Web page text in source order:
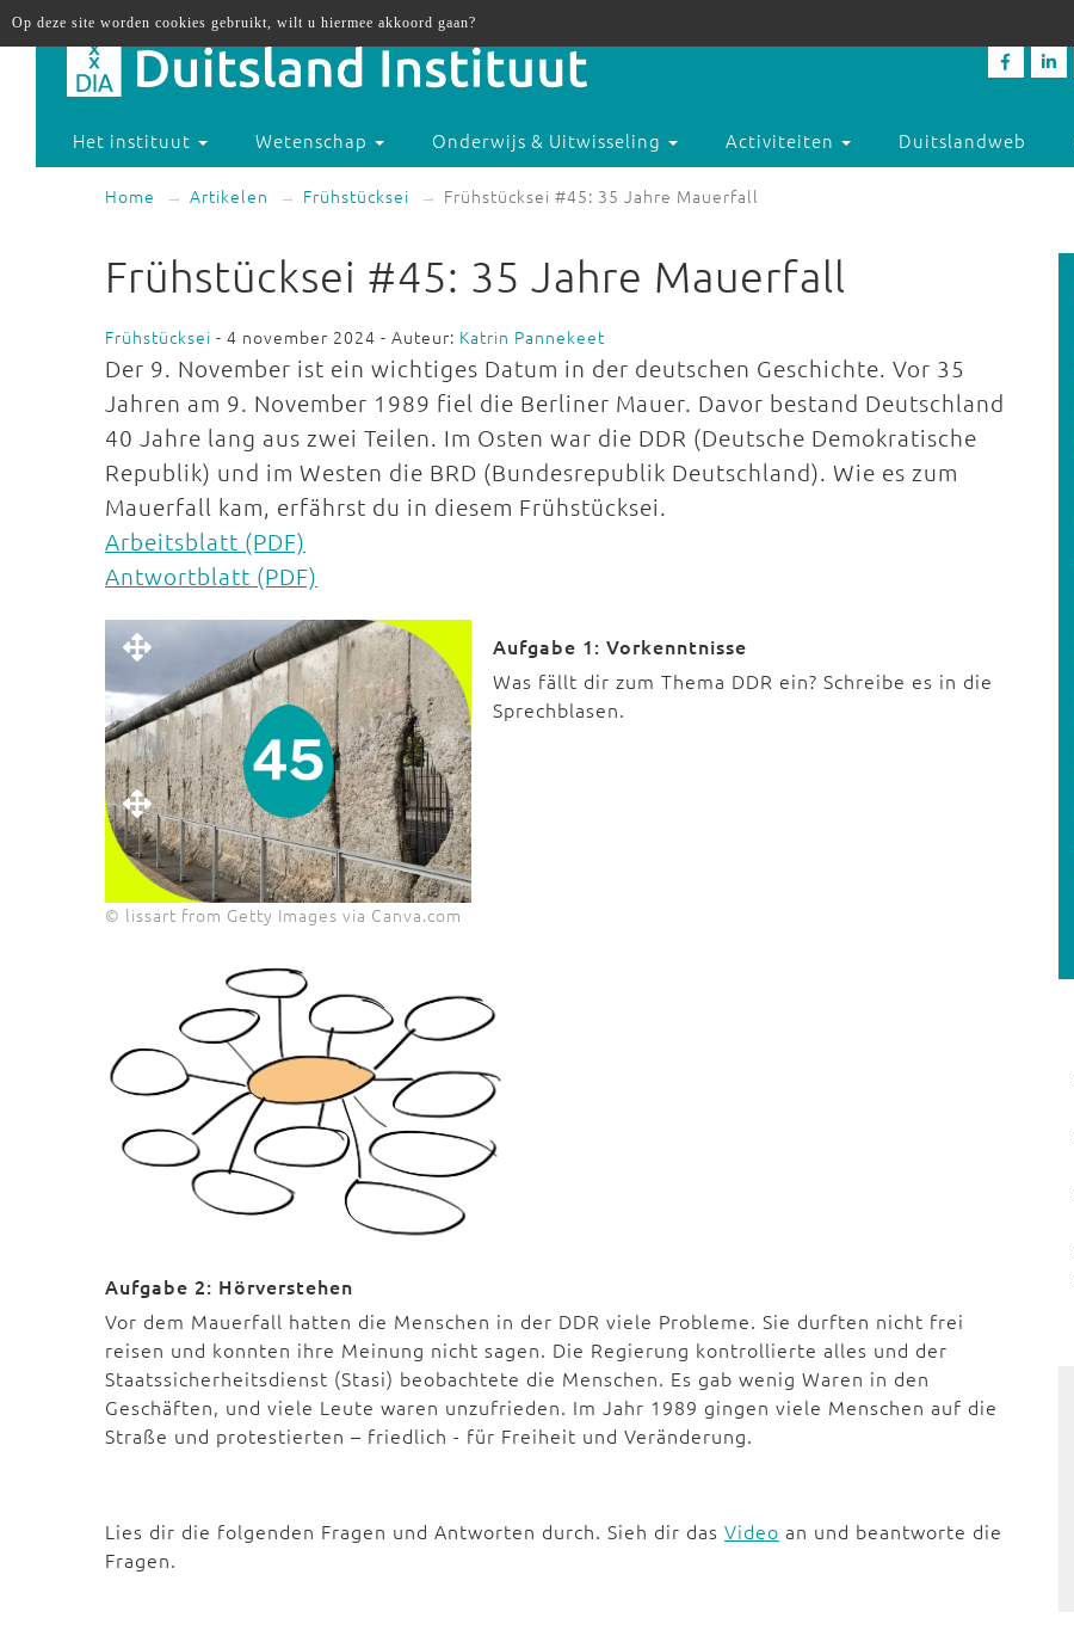
Het instituut Wetenschap Onderwijs & Uitwisseling Activiteiten Duitslandweb
Home Artikelen Frühstücksei Frühstücksei #45: 35 Jahre Mauerfall
Frühstücksei #45: 35 Jahre Mauerfall
Frühstücksei - 4 november 2024 - Auteur: Katrin Pannekeet
Der 9. November ist ein wichtiges Datum in der deutschen Geschichte. Vor 35
Jahren am 9. November 1989 fiel die Berliner Mauer. Davor bestand Deutschland
40 Jahre lang aus zwei Teilen. Im Osten war die DDR (Deutsche Demokratische
Republik) und im Westen die BRD (Bundesrepublik Deutschland). Wie es zum
Mauerfall kam, erfährst du in diesem Frühstücksei.
Arbeitsblatt (PDF)
Antwortblatt (PDF)
© lissart from Getty Images via Canva.com
Aufgabe 1: Vorkenntnisse
Was fällt dir zum Thema DDR ein? Schreibe es in die
Sprechblasen.
Aufgabe 2: Hörverstehen
Vor dem Mauerfall hatten die Menschen in der DDR viele Probleme. Sie durften nicht frei
reisen und konnten ihre Meinung nicht sagen. Die Regierung kontrollierte alles und der
Staatssicherheitsdienst (Stasi) beobachtete die Menschen. Es gab wenig Waren in den
Geschäften, und viele Leute waren unzufrieden. Im Jahr 1989 gingen viele Menschen auf die
Straße und protestierten – friedlich - für Freiheit und Veränderung.
Lies dir die folgenden Fragen und Antworten durch. Sieh dir das Video an und beantworte die
Fragen.
Op deze site worden cookies gebruikt, wilt u hiermee akkoord gaan?